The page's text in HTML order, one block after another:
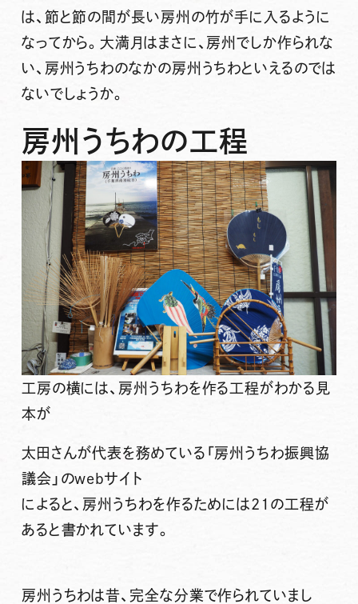
は、節と節の間が長い房州の竹が手に入るように
なってから。大満月はまさに、房州でしか作られな
い、房州うちわのなかの房州うちわといえるのでは
ないでしょうか。
房州うちわの工程
工房の横には、房州うちわを作る工程がわかる見
本が
太田さんが代表を務めている「房州うちわ振興協
議会」のwebサイト
によると、房州うちわを作るためには21の工程が
あると書かれています。
房州うちわは昔、完全な分業で作られていまし